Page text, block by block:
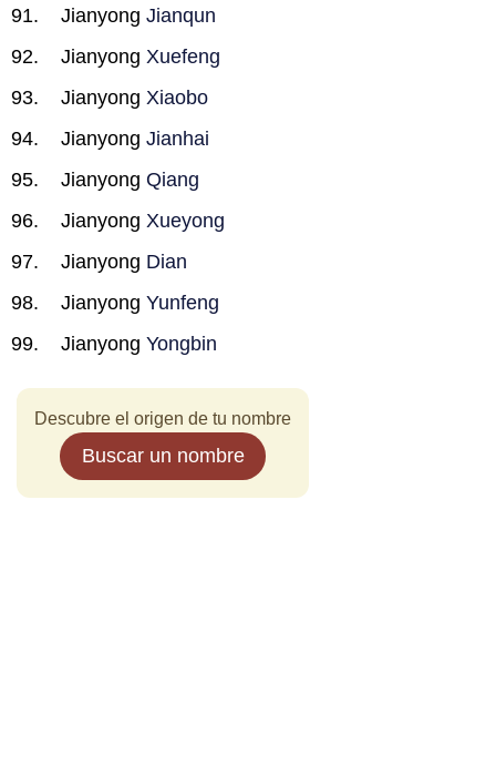
Jianyong Jianqun
Jianyong Xuefeng
Jianyong Xiaobo
Jianyong Jianhai
Jianyong Qiang
Jianyong Xueyong
Jianyong Dian
Jianyong Yunfeng
Jianyong Yongbin
Descubre el origen de tu nombre
Buscar un nombre